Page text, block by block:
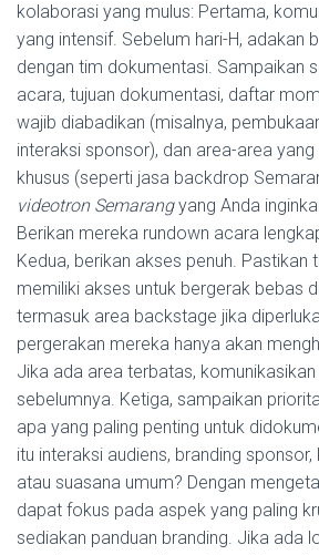
kolaborasi yang mulus: Pertama,
yang intensif. Sebelum hari-H, adakan
dengan tim dokumentasi. Sampaikan
acara, tujuan dokumentasi, daftar
wajib diabadikan (misalnya,
interaksi sponsor), dan area-area yang
khusus (seperti jasa backdrop
videotron Semarangyang Anda
Berikan mereka rundown acara
Kedua, berikan akses penuh. Pastikan
memiliki akses untuk bergerak bebas
termasuk area backstage jika
pergerakan mereka hanya akan
Jika ada area terbatas,
sebelumnya. Ketiga, sampaikan
apa yang paling penting untuk
itu interaksi audiens, branding sponsor,
atau suasana umum? Dengan
dapat fokus pada aspek yang paling
sediakan panduan branding. Jika ada